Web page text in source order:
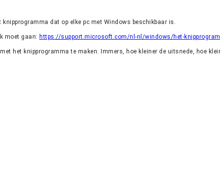
dat op elke pc met Windows beschikbaar is.
moet gaan: https://support.microsoft.com/nl-nl/windows/het-
het knipprogramma te maken. Immers, hoe kleiner de uitsnede, hoe